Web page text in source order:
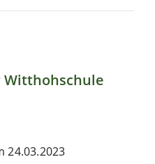
24.03.2023